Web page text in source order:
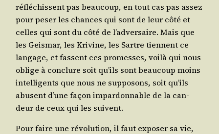
réflé­chissent pas beau­coup, en tout cas pas assez
pour peser les chances qui sont de leur côté et
celles qui sont du côté de l’ad­ver­saire. Mais que
les Geis­mar, les Kri­vine, les Sartre tiennent ce
lan­gage, et fassent ces pro­messes, voi­là qui nous
oblige à conclure soit qu’ils sont beau­coup moins
intel­li­gents que nous ne sup­po­sons, soit qu’ils
abusent d’une façon impar­don­nable de la can­
deur de ceux qui les suivent.
Pour faire une révo­lu­tion, il faut expo­ser sa vie,